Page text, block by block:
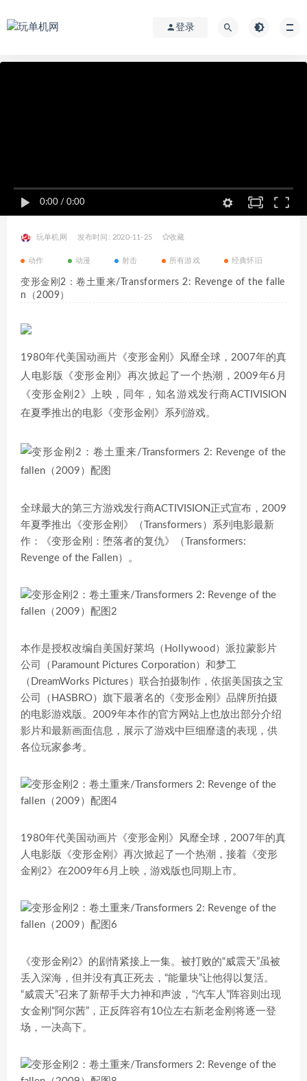
登录
0:00 / 0:00
玩单机网 发布时间: 2020-11-25 收藏
动作 动漫 射击 所有游戏 经典怀旧
变形金刚2：卷土重来/Transformers 2: Revenge of the falle
n（2009）
1980年代美国动画片《变形金刚》风靡全球，2007年的真
人电影版《变形金刚》再次掀起了一个热潮，2009年6月
《变形金刚2》上映，同年，知名游戏发行商ACTIVISION
在夏季推出的电影《变形金刚》系列游戏。
全球最大的第三方游戏发行商ACTIVISION正式宣布，2009
年夏季推出《变形金刚》（Transformers）系列电影最新
作：《变形金刚：堕落者的复仇》（Transformers:
Revenge of the Fallen）。
本作是授权改编自美国好莱坞（Hollywood）派拉蒙影片
公司（Paramount Pictures Corporation）和梦工
（DreamWorks Pictures）联合拍摄制作，依据美国孩之宝
公司（HASBRO）旗下最著名的《变形金刚》品牌所拍摄
的电影游戏版。2009年本作的官方网站上也放出部分介绍
影片和最新画面信息，展示了游戏中巨细靡遗的表现，供
各位玩家参考。
1980年代美国动画片《变形金刚》风靡全球，2007年的真
人电影版《变形金刚》再次掀起了一个热潮，接着《变形
金刚2》在2009年6月上映，游戏版也同期上市。
《变形金刚2》的剧情紧接上一集。被打败的“威震天”虽被
丢入深海，但并没有真正死去，“能量块”让他得以复活。
“威震天”召来了新帮手大力神和声波，“汽车人”阵容则出现
女金刚“阿尔茜”，正反阵容有10位左右新老金刚将逐一登
场，一决高下。